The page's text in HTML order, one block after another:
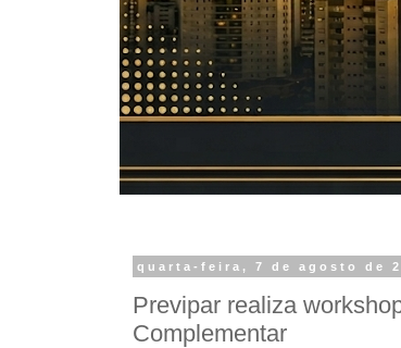
quarta-feira, 7 de agosto de
Previpar realiza
Complementar